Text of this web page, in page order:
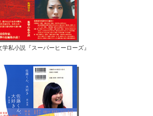
私小説『スーパーヒーローズ』